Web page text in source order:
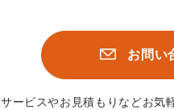
お問い
サービスやお見積もりなどお気